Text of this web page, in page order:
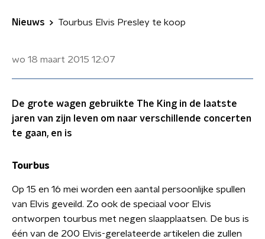
Nieuws Tourbus Elvis Presley te koop
wo 18 maart 2015 12:07
De grote wagen gebruikte The King in de laatste
jaren van zijn leven om naar verschillende concerten
te gaan, en is
Tourbus
Op 15 en 16 mei worden een aantal persoonlijke spullen
van Elvis geveild. Zo ook de speciaal voor Elvis
ontworpen tourbus met negen slaapplaatsen. De bus is
één van de 200 Elvis-gerelateerde artikelen die zullen